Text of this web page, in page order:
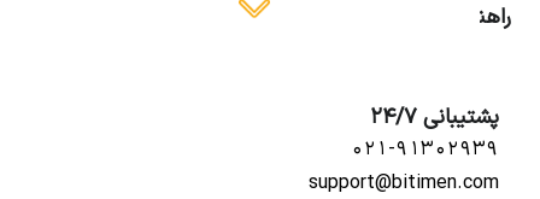
راهنمای استفاده
پشتیبانی 24/7
۰۲۱-۹۱۳۰۲۹۳۹
support@bitimen.com